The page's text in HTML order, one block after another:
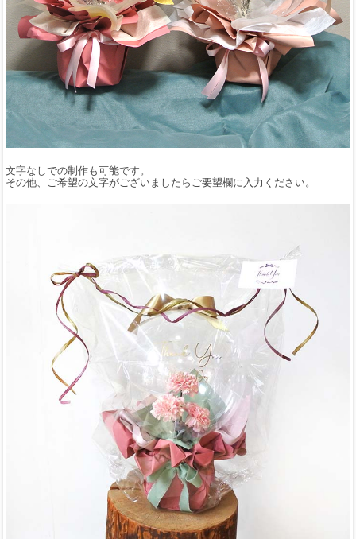
文字なしでの制作も可能です。
その他、ご希望の文字がございましたらご要望欄に入力ください。